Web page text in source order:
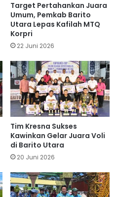
Target Pertahankan Juara
Umum, Pemkab Barito
Utara Lepas Kafilah MTQ
Korpri
22 Juni 2026
Tim Kresna Sukses
Kawinkan Gelar Juara Voli
di Barito Utara
20 Juni 2026